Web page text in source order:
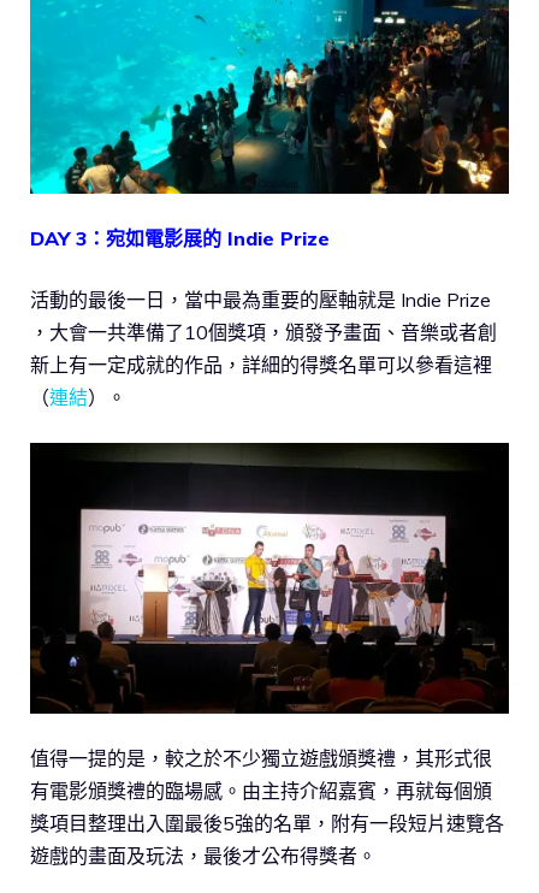
DAY 3：宛如電影展的 Indie Prize
活動的最後一日，當中最為重要的壓軸就是 Indie Prize
，大會一共準備了10個獎項，頒發予畫面、音樂或者創
新上有一定成就的作品，詳細的得獎名單可以參看這裡
（連結）。
值得一提的是，較之於不少獨立遊戲頒獎禮，其形式很
有電影頒獎禮的臨場感。由主持介紹嘉賓，再就每個頒
獎項目整理出入圍最後5強的名單，附有一段短片速覽各
遊戲的畫面及玩法，最後才公布得獎者。